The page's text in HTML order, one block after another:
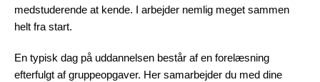
medstuderende at kende. I arbejder nemlig meget sammen
helt fra start.
En typisk dag på uddannelsen består af en forelæsning
efterfulgt af gruppeopgaver. Her samarbejder du med dine